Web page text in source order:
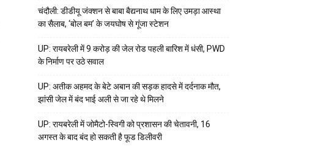
चंदौली: डीडीयू जंक्शन से बाबा बैद्यनाथ धाम के लिए उमड़ा आस्था
का सैलाब, ‘बोल बम’ के जयघोष से गूंजा स्टेशन
UP: रायबरेली में 9 करोड़ की जेल रोड पहली बारिश में धंसी, PWD
के निर्माण पर उठे सवाल
UP: अतीक अहमद के बेटे अबान की सड़क हादसे में दर्दनाक मौत,
झांसी जेल में बंद भाई अली से जा रहे थे मिलने
UP: रायबरेली में जोमैटो-स्विगी को प्रशासन की चेतावनी, 16
अगस्त के बाद बंद हो सकती है फूड डिलीवरी